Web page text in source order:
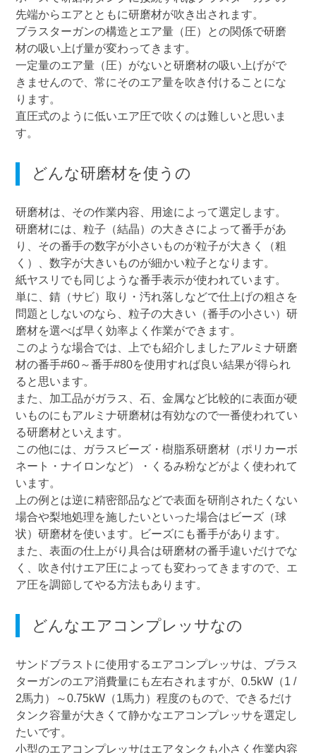
先端からエアとともに研磨材が吹き出されます。
ブラスターガンの構造とエア量（圧）との関係で研磨
材の吸い上げ量が変わってきます。
一定量のエア量（圧）がないと研磨材の吸い上げがで
きませんので、常にそのエア量を吹き付けることにな
ります。
直圧式のように低いエア圧で吹くのは難しいと思いま
す。
どんな研磨材を使うの
研磨材は、その作業内容、用途によって選定します。
研磨材には、粒子（結晶）の大きさによって番手があ
り、その番手の数字が小さいものが粒子が大きく（粗
く）、数字が大きいものが細かい粒子となります。
紙ヤスリでも同じような番手表示が使われています。
単に、錆（サビ）取り・汚れ落しなどで仕上げの粗さを
問題としないのなら、粒子の大きい（番手の小さい）研
磨材を選べば早く効率よく作業ができます。
このような場合では、上でも紹介しましたアルミナ研磨
材の番手#60～番手#80を使用すれば良い結果が得られ
ると思います。
また、加工品がガラス、石、金属など比較的に表面が硬
いものにもアルミナ研磨材は有効なので一番使われてい
る研磨材といえます。
この他には、ガラスビーズ・樹脂系研磨材（ポリカーボ
ネート・ナイロンなど）・くるみ粉などがよく使われて
います。
上の例とは逆に精密部品などで表面を研削されたくない
場合や梨地処理を施したいといった場合はビーズ（球
状）研磨材を使います。ビーズにも番手があります。
また、表面の仕上がり具合は研磨材の番手違いだけでな
く、吹き付けエア圧によっても変わってきますので、エ
ア圧を調節してやる方法もあります。
どんなエアコンプレッサなの
サンドブラストに使用するエアコンプレッサは、ブラス
ターガンのエア消費量にも左右されますが、0.5kW（1 /
2馬力）～0.75kW（1馬力）程度のもので、できるだけ
タンク容量が大きくて静かなエアコンプレッサを選定し
たいです。
小型のエアコンプレッサはエアタンクも小さく作業内容